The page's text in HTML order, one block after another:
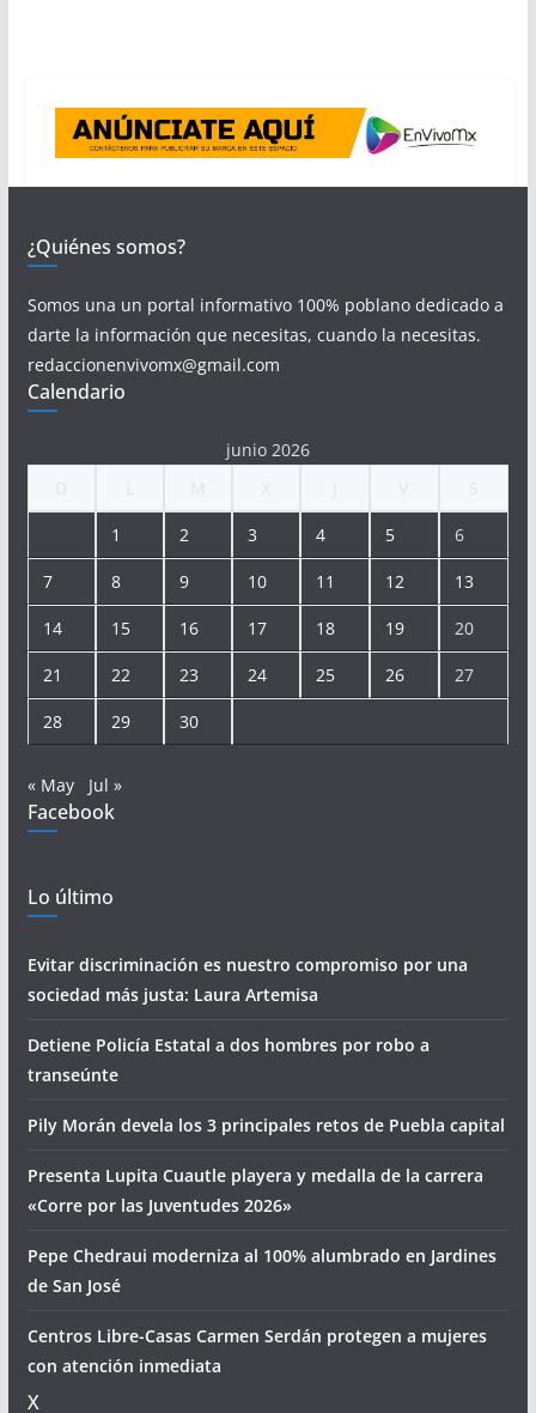
¿Quiénes somos?
Somos una un portal informativo 100% poblano dedicado a
darte la información que necesitas, cuando la necesitas.
redaccionenvivomx@gmail.com
Calendario
junio 2026
1 2 3 4 5 6
7 8 9 10 11 12 13
14 15 16 17 18 19 20
21 22 23 24 25 26 27
28 29 30
« May Jul »
Facebook
Lo último
Evitar discriminación es nuestro compromiso por una
sociedad más justa: Laura Artemisa
Detiene Policía Estatal a dos hombres por robo a
transeúnte
Pily Morán devela los 3 principales retos de Puebla capital
Presenta Lupita Cuautle playera y medalla de la carrera
«Corre por las Juventudes 2026»
Pepe Chedraui moderniza al 100% alumbrado en Jardines
de San José
Centros Libre-Casas Carmen Serdán protegen a mujeres
con atención inmediata
X